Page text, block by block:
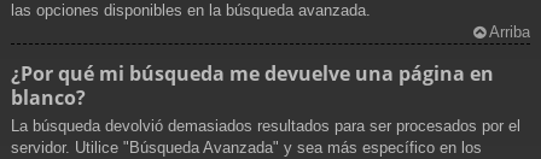
las opciones disponibles en la búsqueda avanzada.
Arriba
¿Por qué mi búsqueda me devuelve una página en
blanco?
La búsqueda devolvió demasiados resultados para ser procesados por el
servidor. Utilice "Búsqueda Avanzada" y sea más específico en los